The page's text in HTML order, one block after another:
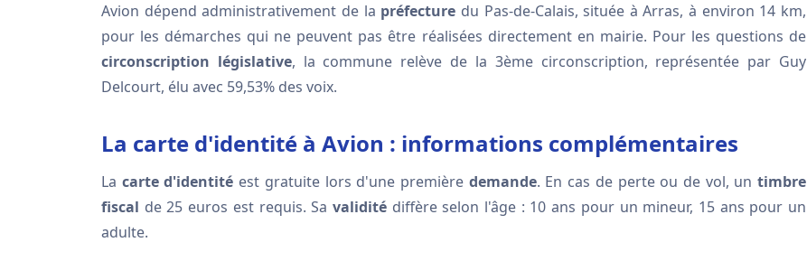
Avion dépend administrativement de la préfecture du Pas-de-Calais, située à Arras, à environ 14 km,
pour les démarches qui ne peuvent pas être réalisées directement en mairie. Pour les questions de
circonscription législative, la commune relève de la 3ème circonscription, représentée par Guy
Delcourt, élu avec 59,53% des voix.
La carte d'identité à Avion : informations complémentaires
La carte d'identité est gratuite lors d'une première demande. En cas de perte ou de vol, untimbre
fiscal de 25 euros est requis. Sa validitédiffère selon l'âge : 10 ans pour un mineur, 15 ans pour un
adulte.